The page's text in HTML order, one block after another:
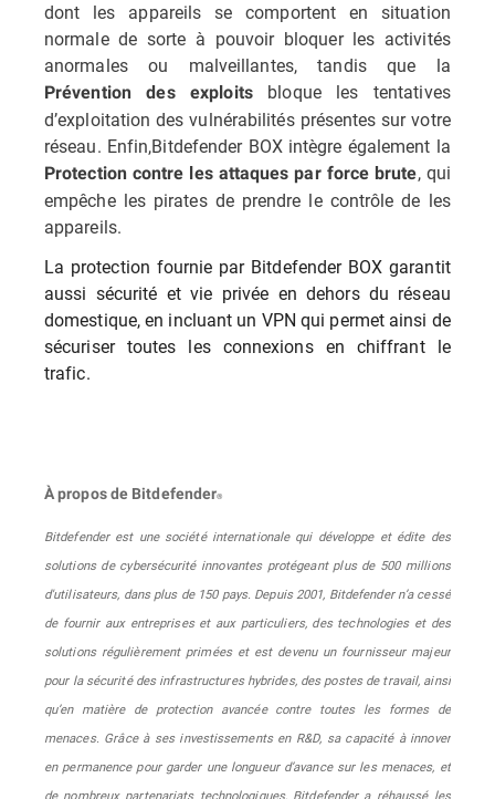
dont les appareils se comportent en situation
normale de sorte à pouvoir bloquer les activités
anormales ou malveillantes, tandis que la
Prévention des exploitsbloque les tentatives
d’exploitation des vulnérabilités présentes sur votre
réseau. Enfin,Bitdefender BOX intègre également la
Protection contre les attaques par force brute, qui
empêche les pirates de prendre le contrôle de les
appareils.
La protection fournie par Bitdefender BOX garantit
aussi sécurité et vie privée en dehors du réseau
domestique, en incluant un VPN qui permet ainsi de
sécuriser toutes les connexions en chiffrant le
trafic.
À propos de Bitdefender®
Bitdefender est une société internationale qui développe et édite des
solutions de cybersécurité innovantes protégeant plus de 500 millions
d'utilisateurs, dans plus de 150 pays. Depuis 2001, Bitdefender n’a cessé
de fournir aux entreprises et aux particuliers, des technologies et des
solutions régulièrement primées et est devenu un fournisseur majeur
pour la sécurité des infrastructures hybrides, des postes de travail, ainsi
qu’en matière de protection avancée contre toutes les formes de
menaces. Grâce à ses investissements en R&D, sa capacité à innover
en permanence pour garder une longueur d’avance sur les menaces, et
de nombreux partenariats technologiques, Bitdefender a réhaussé les